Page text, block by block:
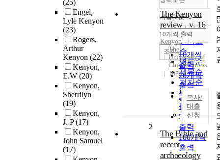
(25)
Engel,
Lyle Kenyon
(23)
Rogers,
Arthur
Kenyon (22)
Kenyon,
E.W (20)
Kenyon,
Sherrilyn
(19)
Kenyon,
J. P(17)
Kenyon,
John Samuel
(17)
정확도
순
인기도
순
연도순
제목순
저자순
발행기
관순
내림차순
내림차순
10개씩 출력
10개씩
출력
20개씩
출력
30개씩
출력
50개씩
출력
100개씩
출력
조회
The Kenyon
review . v. 16
Kenyon
The
University of
Chicago press
1954
복사/
대출
신청
2
The Bible and
recent
archaeology